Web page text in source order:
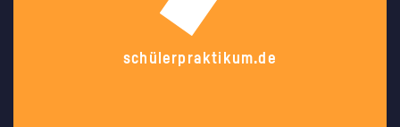
schülerpraktikum.de